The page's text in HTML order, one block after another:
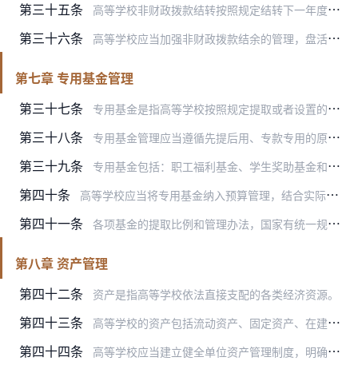
第三十五条 高等学校非财政拨款结转按照规定结转下一年度继续使用。非财政拨款结余可以按照国家有关规定提取职工福利基金，剩余部分用于弥补以后年度单位收支差额；国家另有规定的，从…
第三十六条 高等学校应当加强非财政拨款结余的管理，盘活存量，统筹安排、合理使用，支出不得超出非财政拨款结余规模。
第七章 专用基金管理
第三十七条
专用基金是指高等学校按照规定提取或者设置的有专门用途的资金。
第三十八条 专用基金管理应当遵循先提后用、专款专用的原则，支出不得超出基金规模。
第三十九条 专用基金包括：职工福利基金、学生奖助基金和其他专用基金。
第四十条 高等学校应当将专用基金纳入预算管理，结合实际需要按照规定提取，保持合理规模，提高使用效益。专用基金余额较多的，应当降低提取比例或者暂停提取；确需调整用途的，由主…
第四十一条 各项基金的提取比例和管理办法，国家有统一规定的，按照统一规定执行；没有统一规定的，由主管部门会同本级财政部门确定。
第八章 资产管理
第四十二条
资产是指高等学校依法直接支配的各类经济资源。
第四十三条 高等学校的资产包括流动资产、固定资产、在建工程、无形资产、对外投资、公共基础设施、政府储备物资、文物文化资产、保障性住房等。
第四十四条 高等学校应当建立健全单位资产管理制度，明确资产使用人和管理人的岗位责任，按照国家规定设置国有资产台账，加强和规范资产配置、使用和处置管理，维护资产安全完整，提高…